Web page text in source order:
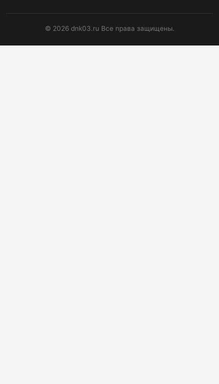
© 2026 dnk03.ru Все права защищены.